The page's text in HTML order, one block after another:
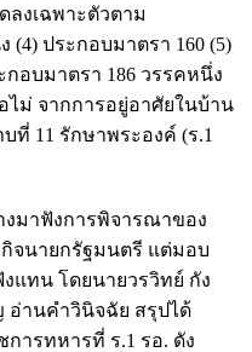
งเฉพาะตัวตาม
(4) ประกอบมาตรา 160 (5)
กอบมาตรา 186 วรรคหนึ่ง
ไม่ จากการอยู่อาศัยในบ้าน
ที่ 11 รักษาพระองค์ (ร.1
มาฟังการพิจารณาของ
จนายกรัฐมนตรี แต่มอบ
แทน โดยนายวรวิทย์ กัง
อ่านคำวินิจฉัย สรุปได้
ารทหารที่ ร.1 รอ. ดัง